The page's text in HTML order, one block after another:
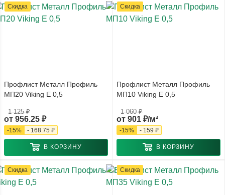
Скидка
Профлист Металл Профиль
МП20 Viking E 0,5
от 956.25 ₽
1 125 ₽
-15% - 168.75 ₽
В КОРЗИНУ
Скидка
Профлист Металл Профиль
МП10 Viking E 0,5
от 901 ₽/м²
1 060 ₽
-15% - 159 ₽
В КОРЗИНУ
Скидка Скидка